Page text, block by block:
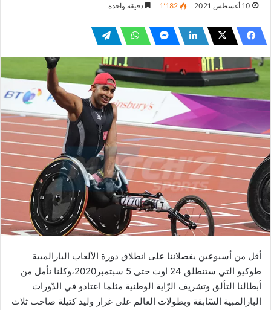
10 أغسطس 2021 1٬182 دقيقة واحدة
أقل من أسبوعين يفصلاننا على انطلاق دورة الألعاب البارالمبية
طوكيو التي ستنطلق 24 اوت حتى 5 سبتمبر2020،وكلنا نأمل من
أبطالنا التألق وتشريف الرّاية الوطنية مثلما اعتادو في الدّورات
البارالمبية السّابقة وبطولات العالم على غرار وليد كتيلة صاحب ثلاث